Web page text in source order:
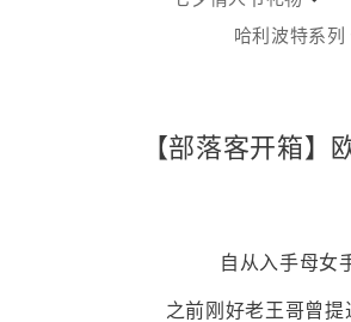
哈利波特系列
【部落客开箱
自从入手母女
之前刚好老王哥曾